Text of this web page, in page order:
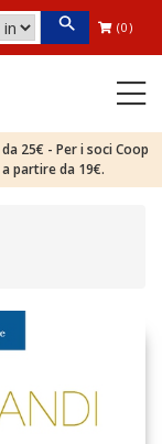
(0)
25€ - Per i soci Coop
partire da 19€.